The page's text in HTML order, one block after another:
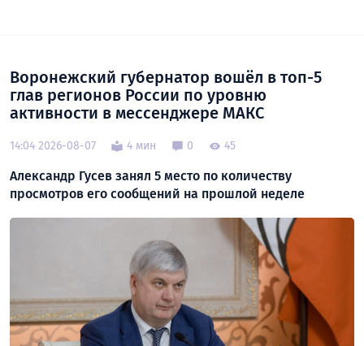
Воронежский губернатор вошёл в топ-5
глав регионов России по уровню
активности в мессенджере МАКС
14:04 2026-08-07 4 мин 0 45
Александр Гусев занял 5 место по количеству
просмотров его сообщений на прошлой неделе